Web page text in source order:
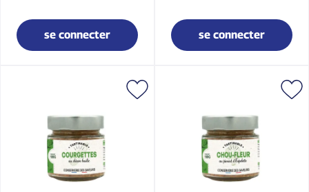
se connecter se connecter